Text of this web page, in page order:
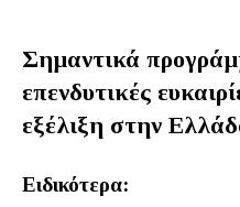
Σημαντικά
επενδυτικές
εξέλιξη στην
Ειδικότερα: